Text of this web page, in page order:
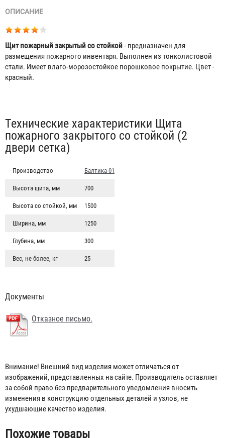
ОПИСАНИЕ
Щит пожарный закрытый со стойкой- предназначен для
размещения пожарного инвентаря. Выполнен из тонколистовой
стали. Имеет влаго-морозостойкое порошковое покрытие. Цвет -
красный.
Табы
Технические характеристики Щита
пожарного закрытого со стойкой (2
двери сетка)
Производство Балтика-01
Высота щита, мм 700
Высота со стойкой, мм 1500
Ширина, мм 1250
Глубина, мм 300
Вес, не более, кг 25
Документы
Отказное письмо.
Внимание! Внешний вид изделия может отличаться от
изображений, представленных на сайте. Производитель оставляет
за собой право без предварительного уведомления вносить
изменения в конструкцию отдельных деталей и узлов, не
ухудшающие качество изделия.
Похожие товары
Щит пожарный металлический закрытый (1 дверь
сетка)